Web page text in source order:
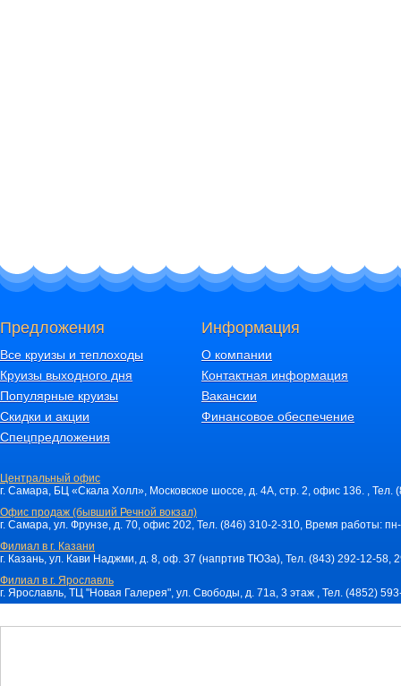
Предложения
Все круизы и теплоходы
Круизы выходного дня
Популярные круизы
Скидки и акции
Спецпредложения
Информация
О компании
Контактная информация
Вакансии
Финансовое обеспечение
Центральный офис
г. Самара, БЦ «Скала Холл», Московское шоссе, д. 4А, стр. 2, офис 136. ,
Офис продаж (бывший Речной вокзал)
г. Самара, ул. Фрунзе, д. 70, офис 202, Тел. (846) 310-2-310, Время работы:
Филиал в г. Казани
г. Казань, ул. Кави Наджми, д. 8, оф. 37 (напртив ТЮЗа), Тел. (843) 292-12-
Филиал в г. Ярославль
г. Ярославль, ТЦ "Новая Галерея", ул. Свободы, д. 71a, 3 этаж , Тел. (4852)